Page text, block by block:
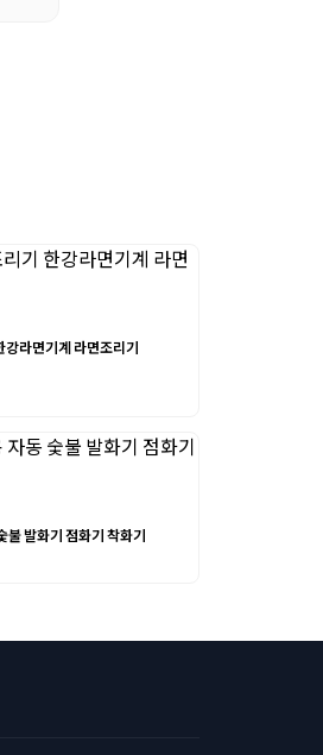
라면기계 라면조리기
불 발화기 점화기 착화기